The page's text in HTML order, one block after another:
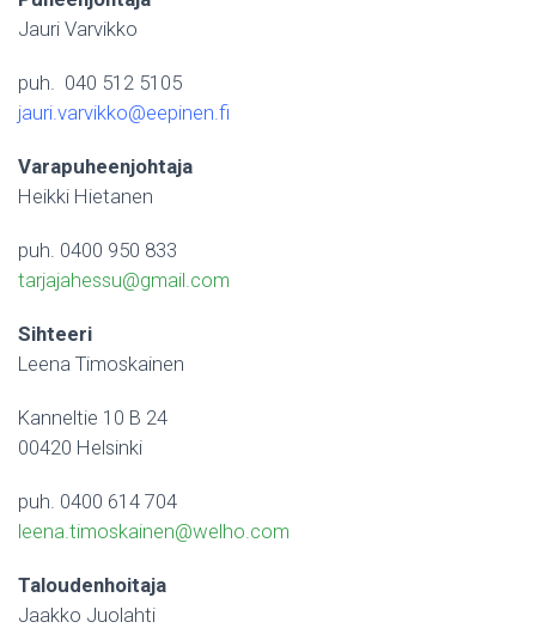
Jauri Varvikko
puh. 040 512 5105
jauri.varvikko@eepinen.fi
Varapuheenjohtaja
Heikki Hietanen
puh. 0400 950 833
tarjajahessu@gmail.com
Sihteeri
Leena Timoskainen
Kanneltie 10 B 24
00420 Helsinki
puh. 0400 614 704
leena.timoskainen@welho.com
Taloudenhoitaja
Jaakko Juolahti